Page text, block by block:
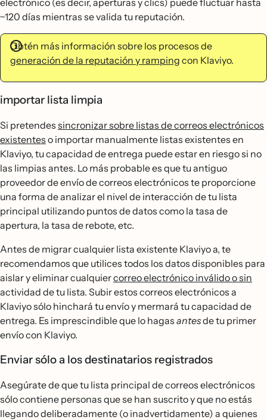
electrónico (es decir, aperturas y clics) puede fluctuar hasta
~120 días mientras se valida tu reputación.
Obtén más información sobre los procesos de
generación de la reputación y ramping con Klaviyo.
importar lista limpia
Si pretendes sincronizar sobre listas de correos electrónicos
existentes o importar manualmente listas existentes en
Klaviyo, tu capacidad de entrega puede estar en riesgo si no
las limpias antes. Lo más probable es que tu antiguo
proveedor de envío de correos electrónicos te proporcione
una forma de analizar el nivel de interacción de tu lista
principal utilizando puntos de datos como la tasa de
apertura, la tasa de rebote, etc.
Antes de migrar cualquier lista existente Klaviyo a, te
recomendamos que utilices todos los datos disponibles para
aislar y eliminar cualquiercorreo electrónico inválido o sin
actividad de tu lista. Subir estos correos electrónicos a
Klaviyo sólo hinchará tu envío y mermará tu capacidad de
entrega. Es imprescindible que lo hagas antesde tu primer
envío con Klaviyo.
Enviar sólo a los destinatarios registrados
Asegúrate de que tu lista principal de correos electrónicos
sólo contiene personas que se han suscrito y que no estás
llegando deliberadamente (o inadvertidamente) a quienes